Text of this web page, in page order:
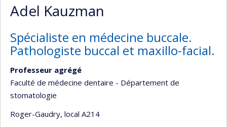
Adel Kauzman
Spécialiste en médecine buccale.
Pathologiste buccal et maxillo-facial.
Professeur agrégé
Faculté de médecine dentaire - Département de
stomatologie
Roger-Gaudry, local A214